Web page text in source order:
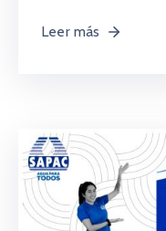
Leer más